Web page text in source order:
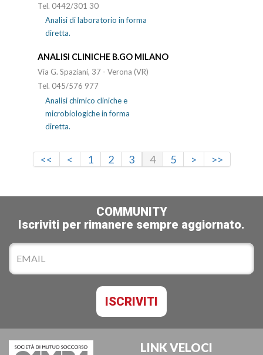
Tel. 0442/301 30
Analisi di laboratorio in forma
diretta.
ANALISI CLINICHE B.GO MILANO
Via G. Spaziani, 37 - Verona (VR)
Tel. 045/576 977
Analisi chimico cliniche e
microbiologiche in forma
diretta.
<< < 1 2 3 4 5 > >>
COMMUNITY
Iscriviti per rimanere sempre aggiornato.
LINK VELOCI